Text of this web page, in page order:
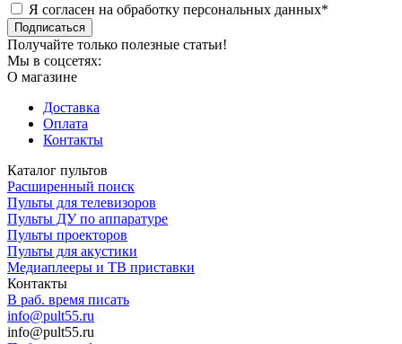
Я согласен на обработку персональных данных*
Подписаться
Получайте только полезные статьи!
Мы в соцсетях:
О магазине
Доставка
Оплата
Контакты
Каталог пультов
Расширенный поиск
Пульты для телевизоров
Пульты ДУ по аппаратуре
Пульты проекторов
Пульты для акустики
Медиаплееры и ТВ приставки
Контакты
В раб. время писать
info@pult55.ru
info@pult55.ru